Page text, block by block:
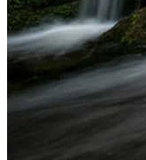
KEŞFET